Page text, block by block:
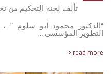
تألف لجنة التحكيم من
“الدكتور محمود أبو سلوم ”
التطوير المؤسسي…
read more